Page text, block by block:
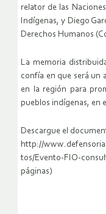
relator de las
Indígenas, y Diego
Derechos Humanos
La memoria
confía en que será un
en la región para
pueblos indígenas, en
Descargue el
http://
tos/Evento-FIO-
páginas)